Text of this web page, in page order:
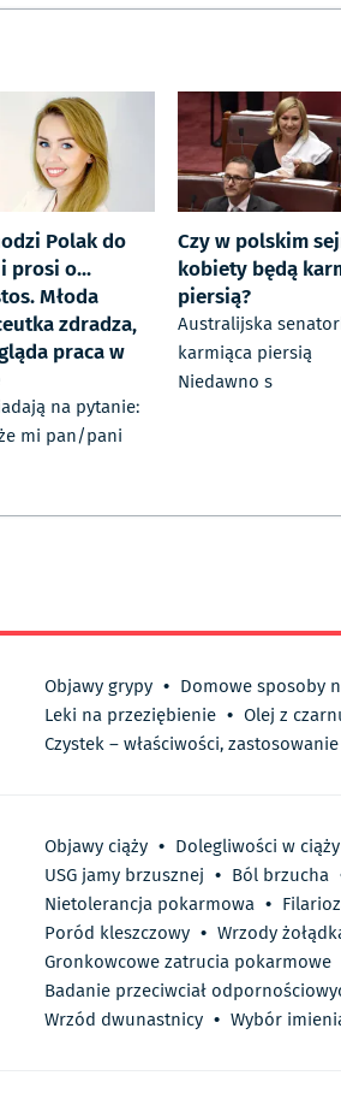
Polak do
prosi o...
Młoda
zdradza,
praca w
na pytanie:
mi pan/pani
Czy w polskim
kobiety będą
piersią?
Australijska
karmiąca piersią
Niedawno s
Objawy grypy • Domowe sposoby
Leki na przeziębienie • Olej z
Czystek – właściwości,
Objawy ciąży • Dolegliwości w ciąży
USG jamy brzusznej • Ból brzucha
Nietolerancja pokarmowa •
Poród kleszczowy • Wrzody
Gronkowcowe zatrucia pokarmowe
Badanie przeciwciał
Wrzód dwunastnicy • Wybór